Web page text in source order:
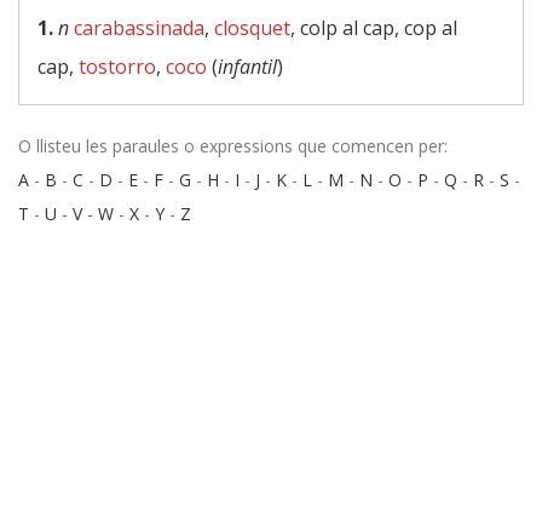
1.ncarabassinada, closquet, colp al cap, cop al
cap, tostorro, coco (infantil)
O llisteu les paraules o expressions que comencen per:
A - B - C - D - E - F - G - H - I - J - K - L - M - N - O - P - Q - R - S -
T - U - V- W - X - Y - Z